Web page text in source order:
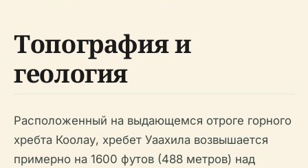
Топография и
геология
Расположенный на выдающемся отроге горного
хребта Коолау, хребет Уаахила возвышается
примерно на 1600 футов (488 метров) над